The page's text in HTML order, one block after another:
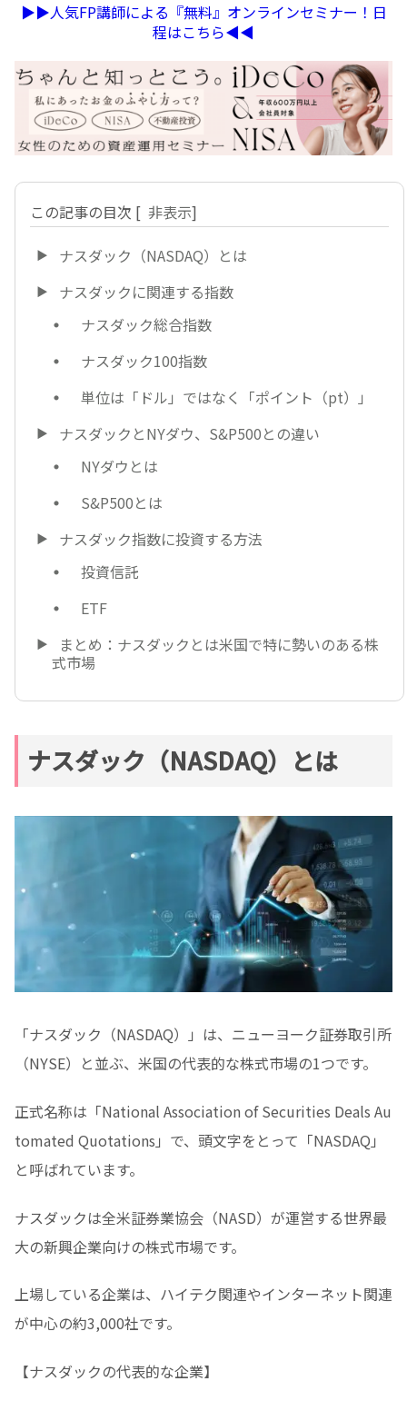
▶︎▶︎人気FP講師による『無料』オンラインセミナー！日
程はこちら◀︎◀︎
この記事の目次 [ 非表示]
ナスダック（NASDAQ）とは
ナスダックに関連する指数
ナスダック総合指数
ナスダック100指数
単位は「ドル」ではなく「ポイント（pt）」
ナスダックとNYダウ、S&P500との違い
NYダウとは
S&P500とは
ナスダック指数に投資する方法
投資信託
ETF
まとめ：ナスダックとは米国で特に勢いのある株
式市場
ナスダック（NASDAQ）とは
「ナスダック（NASDAQ）」は、ニューヨーク証券取引所
（NYSE）と並ぶ、米国の代表的な株式市場の1つです。
正式名称は「National Association of Securities Deals Au
tomated Quotations」で、頭文字をとって「NASDAQ」
と呼ばれています。
ナスダックは全米証券業協会（NASD）が運営する世界最
大の新興企業向けの株式市場です。
上場している企業は、ハイテク関連やインターネット関連
が中心の約3,000社です。
【ナスダックの代表的な企業】